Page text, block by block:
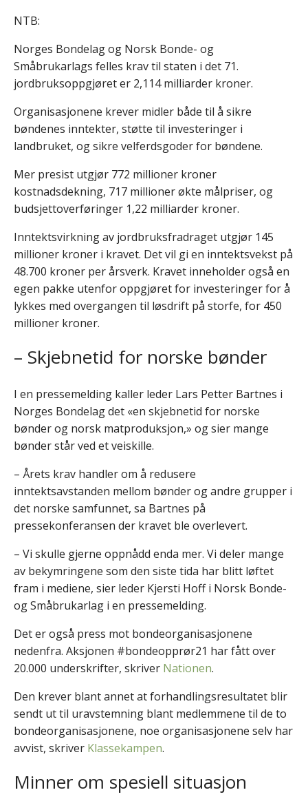
NTB:
Norges Bondelag og Norsk Bonde- og
Småbrukarlags felles krav til staten i det 71.
jordbruksoppgjøret er 2,114 milliarder kroner.
Organisasjonene krever midler både til å sikre
bøndenes inntekter, støtte til investeringer i
landbruket, og sikre velferdsgoder for bøndene.
Mer presist utgjør 772 millioner kroner
kostnadsdekning, 717 millioner økte målpriser, og
budsjettoverføringer 1,22 milliarder kroner.
Inntektsvirkning av jordbruksfradraget utgjør 145
millioner kroner i kravet. Det vil gi en inntektsvekst på
48.700 kroner per årsverk. Kravet inneholder også en
egen pakke utenfor oppgjøret for investeringer for å
lykkes med overgangen til løsdrift på storfe, for 450
millioner kroner.
– Skjebnetid for norske bønder
I en pressemelding kaller leder Lars Petter Bartnes i
Norges Bondelag det «en skjebnetid for norske
bønder og norsk matproduksjon,» og sier mange
bønder står ved et veiskille.
– Årets krav handler om å redusere
inntektsavstanden mellom bønder og andre grupper i
det norske samfunnet, sa Bartnes på
pressekonferansen der kravet ble overlevert.
– Vi skulle gjerne oppnådd enda mer. Vi deler mange
av bekymringene som den siste tida har blitt løftet
fram i mediene, sier leder Kjersti Hoff i Norsk Bonde-
og Småbrukarlag i en pressemelding.
Det er også press mot bondeorganisasjonene
nedenfra. Aksjonen #bondeopprør21 har fått over
20.000 underskrifter, skriver Nationen.
Den krever blant annet at forhandlingsresultatet blir
sendt ut til uravstemning blant medlemmene til de to
bondeorganisasjonene, noe organisasjonene selv har
avvist, skriver Klassekampen.
Minner om spesiell situasjon